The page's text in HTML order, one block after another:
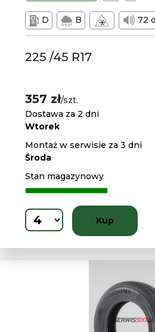
D B 72
225 /45 R17
357 zł/szt.
Dostawa za 2 dni
Wtorek
Montaż w serwisie za 3 dni
Środa
Stan magazynowy
Kup